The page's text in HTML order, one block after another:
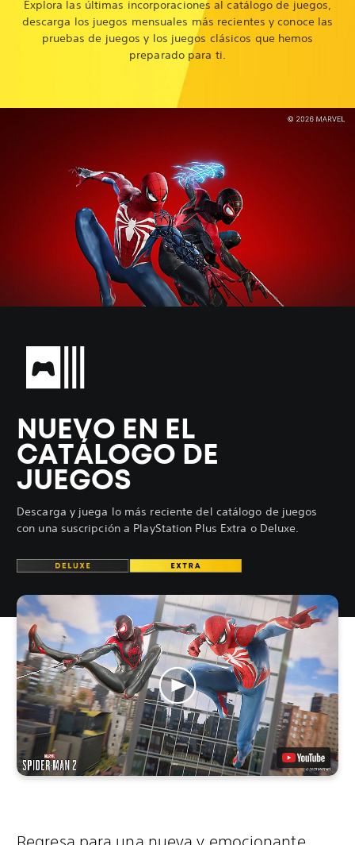
Explora las últimas incorporaciones al catálogo de juegos,
descarga los juegos mensuales más recientes y conoce las
pruebas de juegos y los juegos clásicos que hemos
preparado para ti.
NUEVO EN EL
CATÁLOGO DE
JUEGOS
Descarga y juega lo más reciente del catálogo de juegos
con una suscripción a PlayStation Plus Extra o Deluxe.